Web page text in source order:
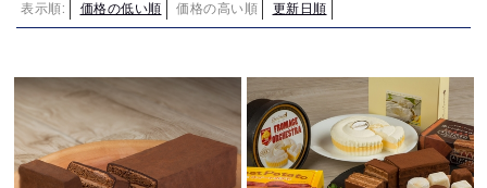
表示順: 価格の低い順 価格の高い順 更新日順